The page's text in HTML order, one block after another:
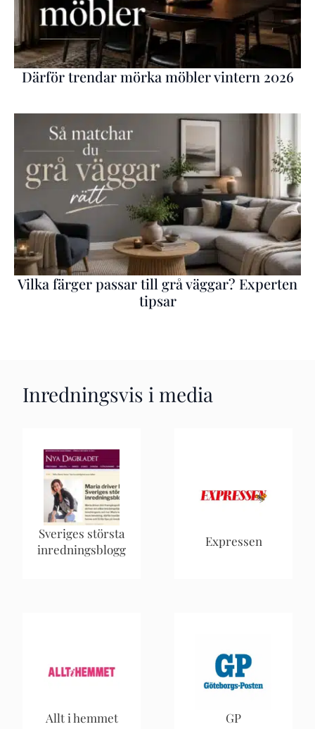
Därför trendar mörka möbler vintern 2026
Vilka färger passar till grå väggar? Experten
tipsar
Inredningsvis i media
Sveriges största
inredningsblogg
Expressen
Allt i hemmet GP